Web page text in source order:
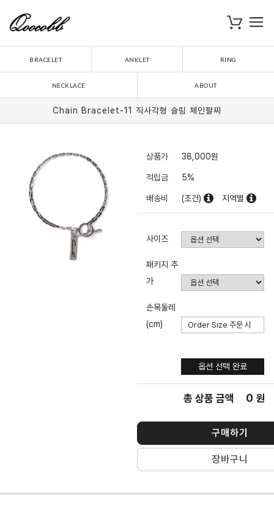
장바구니
BRACELET ANKLET RING
NECKLACE ABOUT
Chain Bracelet-11 직사각형 슬림 체인팔찌
상품가 38,000원
적립금 5%
배송비 (조건) 지역별
사이즈
패키지 추
가
손목둘레
(cm)
옵션 선택 완료
총 상품 금액 0 원
구매하기
장바구니